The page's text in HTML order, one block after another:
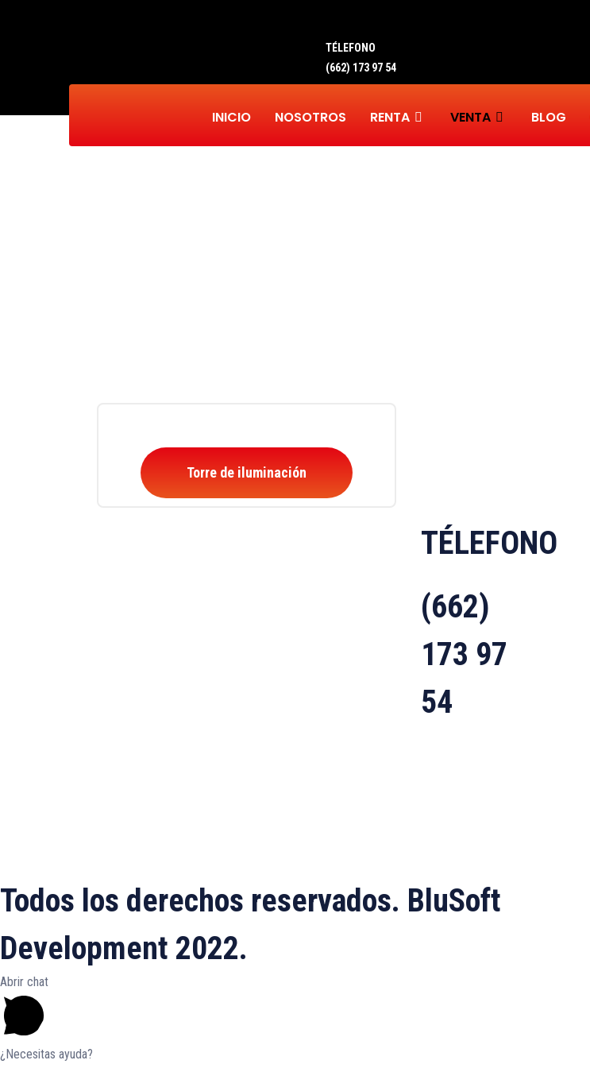
TÉLEFONO
(662) 173 97 54
INICIO NOSOTROS RENTA VENTA BLOG
Torre de iluminación
TÉLEFONO
(662)
173 97
54
Todos los derechos reservados. BluSoft
Development 2022.
Abrir chat
¿Necesitas ayuda?